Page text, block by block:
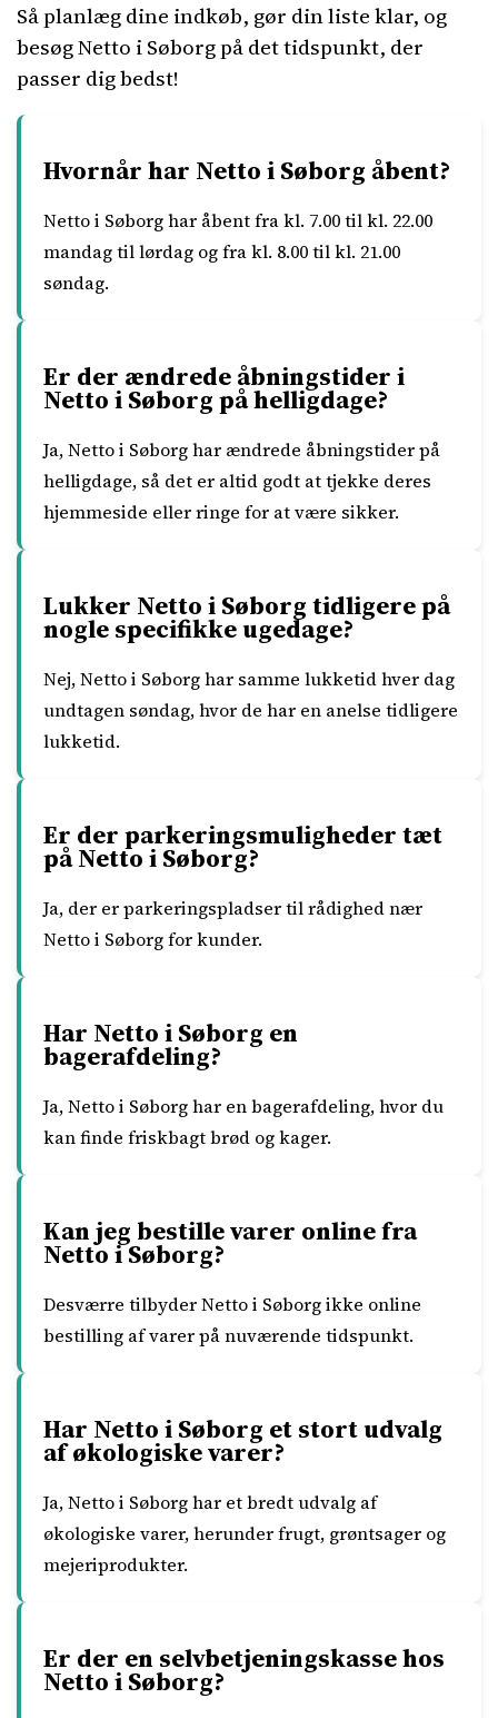
Så planlæg dine indkøb, gør din liste klar, og
besøg Netto i Søborg på det tidspunkt, der
passer dig bedst!
Hvornår har Netto i Søborg åbent?
Netto i Søborg har åbent fra kl. 7.00 til kl. 22.00
mandag til lørdag og fra kl. 8.00 til kl. 21.00
søndag.
Er der ændrede åbningstider i
Netto i Søborg på helligdage?
Ja, Netto i Søborg har ændrede åbningstider på
helligdage, så det er altid godt at tjekke deres
hjemmeside eller ringe for at være sikker.
Lukker Netto i Søborg tidligere på
nogle specifikke ugedage?
Nej, Netto i Søborg har samme lukketid hver dag
undtagen søndag, hvor de har en anelse tidligere
lukketid.
Er der parkeringsmuligheder tæt
på Netto i Søborg?
Ja, der er parkeringspladser til rådighed nær
Netto i Søborg for kunder.
Har Netto i Søborg en
bagerafdeling?
Ja, Netto i Søborg har en bagerafdeling, hvor du
kan finde friskbagt brød og kager.
Kan jeg bestille varer online fra
Netto i Søborg?
Desværre tilbyder Netto i Søborg ikke online
bestilling af varer på nuværende tidspunkt.
Har Netto i Søborg et stort udvalg
af økologiske varer?
Ja, Netto i Søborg har et bredt udvalg af
økologiske varer, herunder frugt, grøntsager og
mejeriprodukter.
Er der en selvbetjeningskasse hos
Netto i Søborg?